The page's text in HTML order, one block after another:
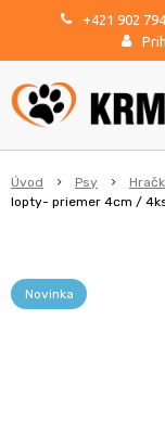
+421 902
Úvod Psy
lopty- priemer 4cm /
Novinka